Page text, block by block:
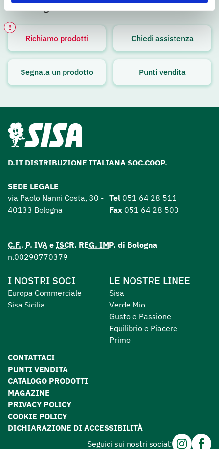
Hai bisogno di aiuto?
Richiamo prodotti
!
Avviso attivo
Chiedi assistenza
Segnala un prodotto Punti vendita
D.IT DISTRIBUZIONE ITALIANA SOC.COOP.
SEDE LEGALE
via Paolo Nanni Costa, 30 -
40133 Bologna
Tel 051 64 28 511
Fax 051 64 28 500
C.F., P. IVA e ISCR. REG. IMP. di Bologna
n.00290770379
I NOSTRI SOCI
Europa Commerciale
Sisa Sicilia
LE NOSTRE LINEE
Sisa
Verde Mio
Gusto e Passione
Equilibrio e Piacere
Primo
CONTATTACI
PUNTI VENDITA
CATALOGO PRODOTTI
MAGAZINE
PRIVACY POLICY
COOKIE POLICY
DICHIARAZIONE DI ACCESSIBILITÀ
Seguici sui nostri social:Instagram